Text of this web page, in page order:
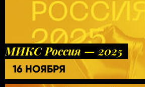
МИКС Россия — 2025
16 НОЯБРЯ